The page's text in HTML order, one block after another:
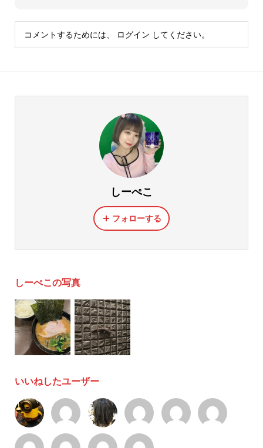
コメントするためには、 ログイン してください。
しーぺこ
フォローする
しーぺこの写真
いいねしたユーザー